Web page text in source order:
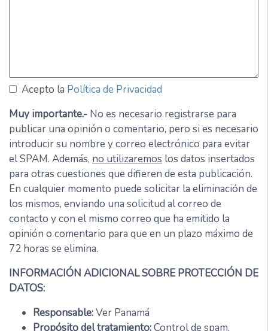
Acepto la Política de Privacidad
Muy importante.- No es necesario registrarse para
publicar una opinión o comentario, pero si es necesario
introducir su nombre y correo electrónico para evitar
el SPAM. Además, no utilizaremos los datos insertados
para otras cuestiones que difieren de esta publicación.
En cualquier momento puede solicitar la eliminación de
los mismos, enviando una solicitud al correo de
contacto y con el mismo correo que ha emitido la
opinión o comentario para que en un plazo máximo de
72 horas se elimina.
INFORMACIÓN ADICIONAL SOBRE PROTECCIÓN DE
DATOS:
Responsable:Ver Panamá
Propósito del tratamiento:Control de spam,